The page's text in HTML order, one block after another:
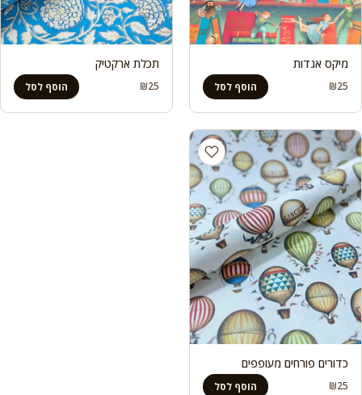
מיקס אגדות
₪25 הוסף לסל
תכלת ארקטיק
₪25 הוסף לסל
כדורים פורחים מעופפים
₪25 הוסף לסל